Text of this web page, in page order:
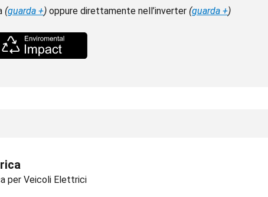
(guarda +) oppure direttamente nell’inverter (guarda +)
per Veicoli Elettrici